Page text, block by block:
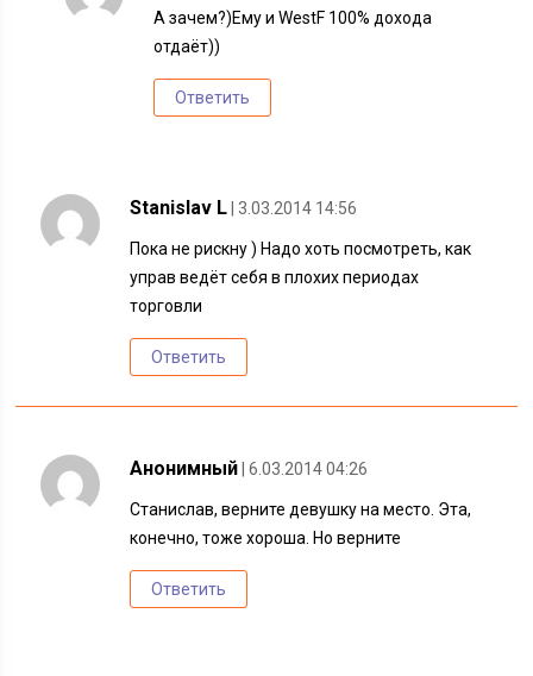
А зачем?)Ему и WestF 100% дохода
отдаёт))
Ответить
Stanislav L | 3.03.2014 14:56
Пока не рискну ) Надо хоть посмотреть, как
управ ведёт себя в плохих периодах
торговли
Ответить
Анонимный | 6.03.2014 04:26
Станислав, верните девушку на место. Эта,
конечно, тоже хороша. Но верните
Ответить